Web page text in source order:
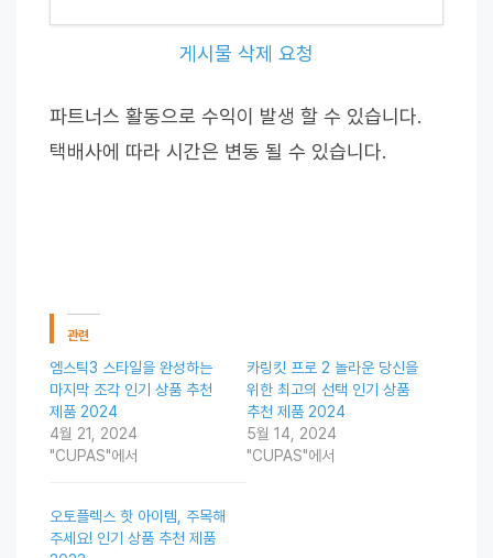
게시물 삭제 요청
파트너스 활동으로 수익이 발생 할 수 있습니다.
택배사에 따라 시간은 변동 될 수 있습니다.
관련
엠스틱3 스타일을 완성하는
마지막 조각 인기 상품 추천
제품 2024
4월 21, 2024
"CUPAS"에서
카링킷 프로 2 놀라운 당신을
위한 최고의 선택 인기 상품
추천 제품 2024
5월 14, 2024
"CUPAS"에서
오토플렉스 핫 아이템, 주목해
주세요! 인기 상품 추천 제품